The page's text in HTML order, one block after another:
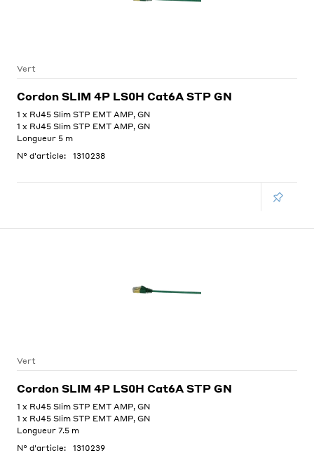
Vert
Cordon SLIM 4P LS0H Cat6A STP GN
1 x RJ45 Slim STP EMT AMP, GN
1 x RJ45 Slim STP EMT AMP, GN
Longueur 5 m
N° d'article:
1310238
Vert
Cordon SLIM 4P LS0H Cat6A STP GN
1 x RJ45 Slim STP EMT AMP, GN
1 x RJ45 Slim STP EMT AMP, GN
Longueur 7.5 m
N° d'article:
1310239